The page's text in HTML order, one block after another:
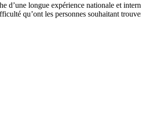
d’une longue expérience nationale et
qu’ont les personnes souhaitant